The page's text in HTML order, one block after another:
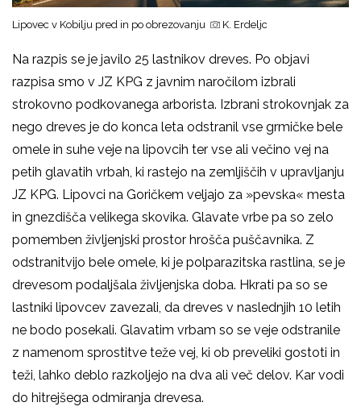
Lipovec v Kobilju pred in po obrezovanju K. Erdeljc
Na razpis se je javilo 25 lastnikov dreves. Po objavi
razpisa smo v JZ KPG z javnim naročilom izbrali
strokovno podkovanega arborista. Izbrani strokovnjak za
nego dreves je do konca leta odstranil vse grmičke bele
omele in suhe veje na lipovcih ter vse ali večino vej na
petih glavatih vrbah, ki rastejo na zemljiščih v upravljanju
JZ KPG. Lipovci na Goričkem veljajo za »pevska« mesta
in gnezdišča velikega skovika. Glavate vrbe pa so zelo
pomemben življenjski prostor hrošča puščavnika. Z
odstranitvijo bele omele, ki je polparazitska rastlina, se je
drevesom podaljšala življenjska doba. Hkrati pa so se
lastniki lipovcev zavezali, da dreves v naslednjih 10 letih
ne bodo posekali. Glavatim vrbam so se veje odstranile
z namenom sprostitve teže vej, ki ob preveliki gostoti in
teži, lahko deblo razkoljejo na dva ali več delov. Kar vodi
do hitrejšega odmiranja drevesa.